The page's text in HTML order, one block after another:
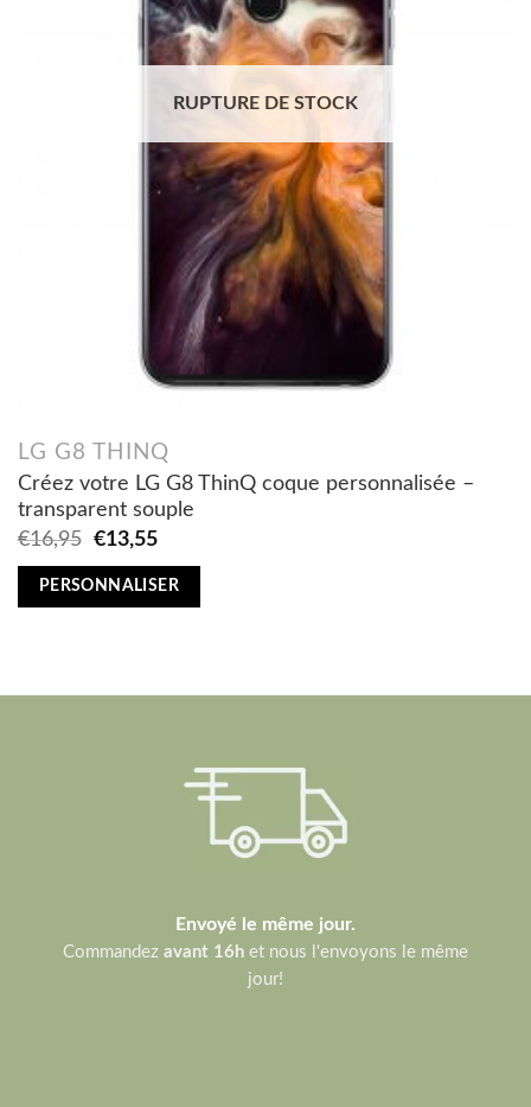
RUPTURE DE STOCK
LG G8 THINQ
Créez votre LG G8 ThinQ coque personnalisée –
transparent souple
€16,95
Original
was:
€13,55Current
is:
PERSONNALISER
Envoyé le même jour.
Commandez avant 16h et nous l'envoyons le même
jour!